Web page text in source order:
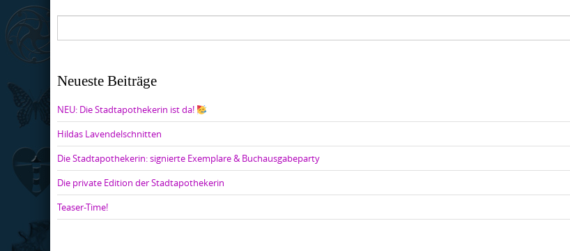
Neueste Beiträge
NEU: Die Stadtapothekerin ist da!
Hildas Lavendelschnitten
Die Stadtapothekerin: signierte Exemplare & Buchausgabeparty
Die private Edition der Stadtapothekerin
Teaser-Time!